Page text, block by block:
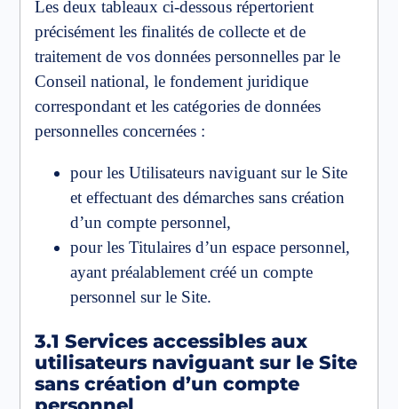
Les deux tableaux ci-dessous répertorient
précisément les finalités de collecte et de
traitement de vos données personnelles par le
Conseil national, le fondement juridique
correspondant et les catégories de données
personnelles concernées :
pour les Utilisateurs naviguant sur le Site
et effectuant des démarches sans création
d’un compte personnel,
pour les Titulaires d’un espace personnel,
ayant préalablement créé un compte
personnel sur le Site.
3.1 Services accessibles aux
utilisateurs naviguant sur le Site
sans création d’un compte